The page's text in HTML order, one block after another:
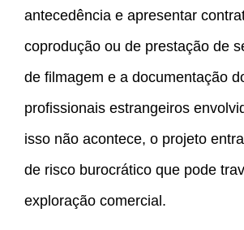
antecedência e apresentar
coprodução ou de prestação de
de filmagem e a documentação
profissionais estrangeiros
isso não acontece, o projeto
de risco burocrático que pode
exploração comercial.